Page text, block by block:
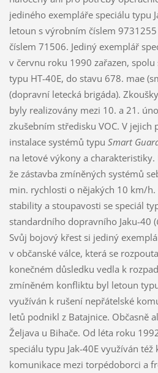
jediného exempláře speciálu typu
letoun s výrobním číslem
číslem 71506. Jediný exemplář
v červnu roku 1990 zařazen,
typu HT-40E, do stavu 678. mae
(dopravní letecká brigáda).
byly realizovány mezi 10. a 21.
zkušebním středisku VOC. V
instalace systémů typu Smart
na letové výkony a
že zástavba zmíněných systémů
min. rychlosti o nějakých 10 km/
stability a stoupavosti se speciál
standardního dopravního Jaku-40 (
Svůj bojový křest si jediný
v občanské válce, která se
konečném důsledku vedla k
zmíněném konfliktu byl letoun
využíván k rušení nepřátelské
letů podnikl z Batajnice. Občasně
Željava u Bihače. Od léta roku
speciálu typu Jak-40E využíván
komunikace mezi torpédoborci a